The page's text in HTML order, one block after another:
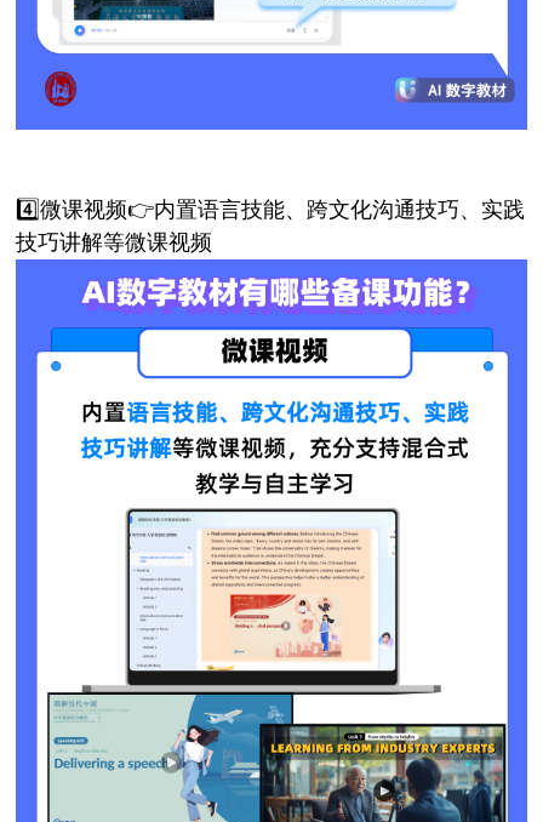
4️⃣微课视频👉内置语言技能、跨文化沟通技巧、实践
技巧讲解等微课视频